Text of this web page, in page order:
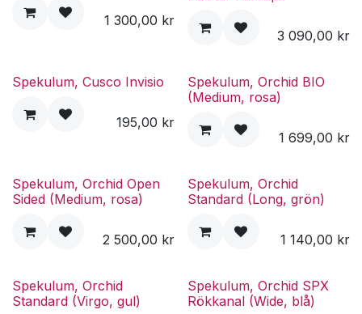
1 300,00 kr
3 090,00 kr
Spekulum, Cusco Invisio
195,00 kr
Spekulum, Orchid BIO
(Medium, rosa)
1 699,00 kr
Spekulum, Orchid Open
Sided (Medium, rosa)
2 500,00 kr
Spekulum, Orchid
Standard (Long, grön)
1 140,00 kr
Spekulum, Orchid
Standard (Virgo, gul)
Spekulum, Orchid SPX
Rökkanal (Wide, blå)